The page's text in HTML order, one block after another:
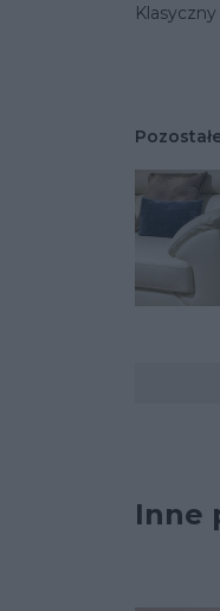
Inne